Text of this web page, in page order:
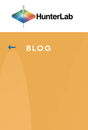
BLOG